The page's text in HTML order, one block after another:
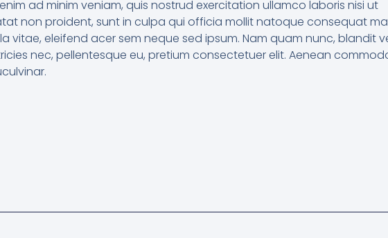
ad minim veniam, quis nostrud exercitation ullamco laboris nisi ut
non proident, sunt in culpa qui officia mollit natoque consequat
vitae, eleifend acer sem neque sed ipsum. Nam quam nunc, blandit
nec, pellentesque eu, pretium consectetuer elit. Aenean